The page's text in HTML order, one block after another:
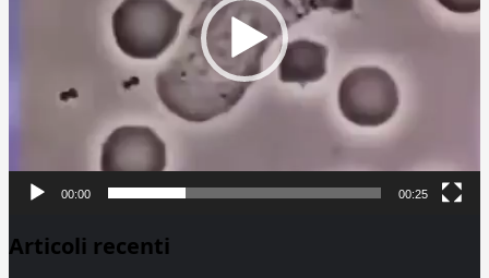
00:00 00:25
Articoli recenti